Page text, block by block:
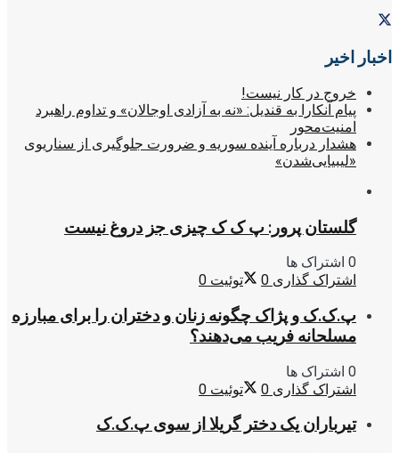
اخبار اخیر
خروج در کار نیست!
پیام آنکارا به قندیل: «نه به آزادی اوجالان» و تداوم راهبرد
امنیت‌محور
هشدار درباره آینده سوریه و ضرورت جلوگیری از سناریوی
«لیبیایی‌شدن»
گلستان پرور: پ ک ک چیزی جز دروغ نیست
0 اشتراک ها
اشتراک گذاری 0 توئیت 0
پ.ک.ک و پژاک چگونه زنان و دختران را برای مبارزه
مسلحانه فریب می‌دهند؟
0 اشتراک ها
اشتراک گذاری 0 توئیت 0
تیرباران یک دختر گریلا از سوی پ.ک.ک